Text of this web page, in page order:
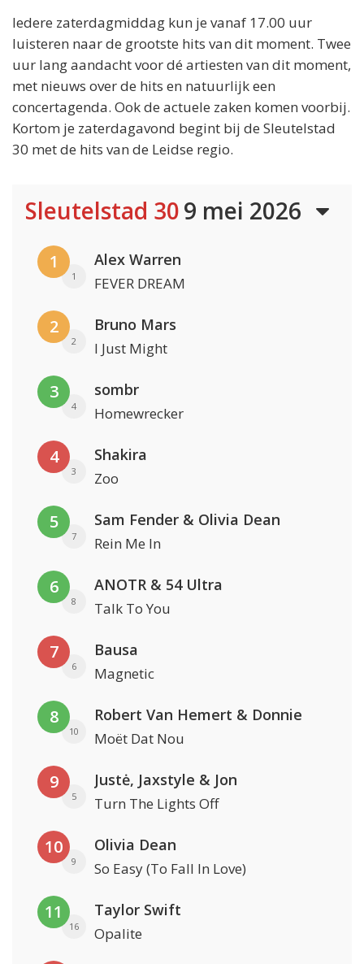
Iedere zaterdagmiddag kun je vanaf 17.00 uur
luisteren naar de grootste hits van dit moment. Twee
uur lang aandacht voor dé artiesten van dit moment,
met nieuws over de hits en natuurlijk een
concertagenda. Ook de actuele zaken komen voorbij.
Kortom je zaterdagavond begint bij de Sleutelstad
30 met de hits van de Leidse regio.
Sleutelstad 309 mei 2026
1
1
Alex Warren
FEVER DREAM
2
2
Bruno Mars
I Just Might
3
4
sombr
Homewrecker
4
3
Shakira
Zoo
5
7
Sam Fender & Olivia Dean
Rein Me In
6
8
ANOTR & 54 Ultra
Talk To You
7
6
Bausa
Magnetic
8
10
Robert Van Hemert & Donnie
Moët Dat Nou
9
5
Justė, Jaxstyle & Jon
Turn The Lights Off
10
9
Olivia Dean
So Easy (To Fall In Love)
11
16
Taylor Swift
Opalite